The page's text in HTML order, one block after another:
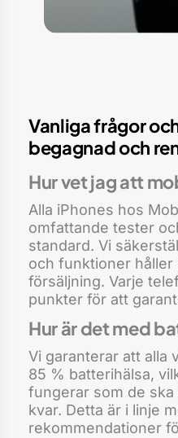
Vanliga frågor
begagnad och
Hur vet jag att
Alla iPhones hos
omfattande tester
standard. Vi
och funktioner håller
försäljning. Varje
punkter för att
Hur är det med
Vi garanterar att alla
85 % batterihälsa,
fungerar som de
kvar. Detta är i linje
rekommendationer